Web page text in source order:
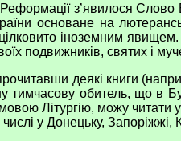
з’явилося
основане на
іноземним
подвижників, святих і
деякі книги
обитель, що в
Літургію, можу
числі у Донецьку,